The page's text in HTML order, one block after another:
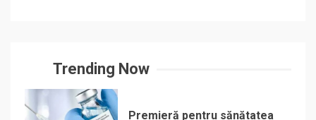
Trending Now
Premieră pentru sănătatea